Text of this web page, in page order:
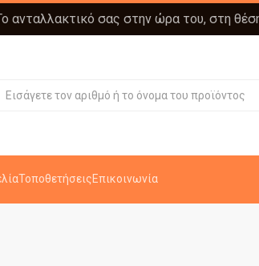
ανταλλακτικό σας στην ώρα του, στη
ΤοποθετήσειςΕπικοινωνία